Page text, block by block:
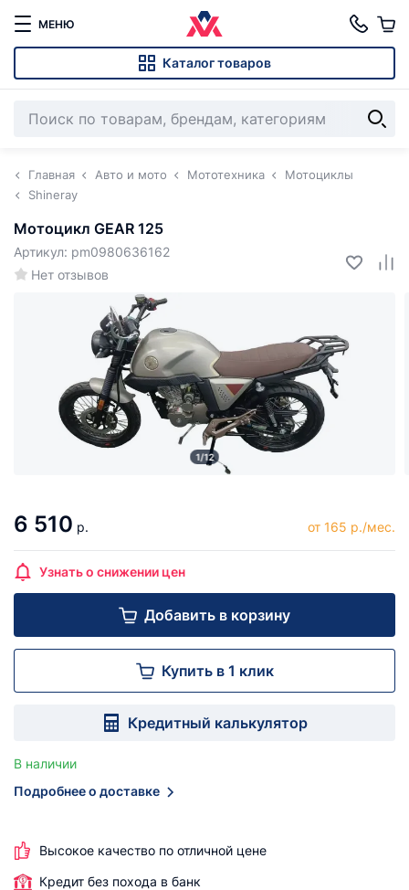
МЕНЮ
Каталог товаров
Главная Авто и мото Мототехника
Мотоциклы
Shineray
Мотоцикл GEAR 125
Нет отзывов
Артикул: pm0980636162
1/12
6 510 р. от 165 р./мес.
Узнать о снижении цен
Добавить в корзину
Купить в 1 клик
Кредитный калькулятор
В наличии
Подробнее о доставке
Высокое качество по отличной цене
Кредит без похода в банк